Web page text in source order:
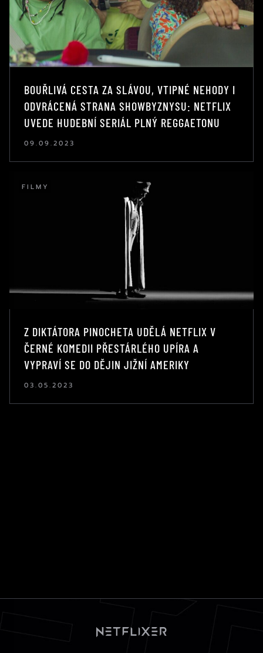
BOUŘLIVÁ CESTA ZA SLÁVOU, VTIPNÉ NEHODY I
ODVRÁCENÁ STRANA SHOWBYZNYSU: NETFLIX
UVEDE HUDEBNÍ SERIÁL PLNÝ REGGAETONU
09.09.2023
FILMY
Z DIKTÁTORA PINOCHETA UDĚLÁ NETFLIX V
ČERNÉ KOMEDII PŘESTÁRLÉHO UPÍRA A
VYPRAVÍ SE DO DĚJIN JIŽNÍ AMERIKY
03.05.2023